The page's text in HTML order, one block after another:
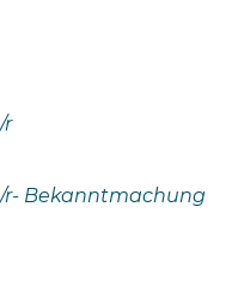
r
Bekanntmachung